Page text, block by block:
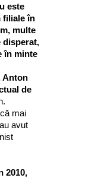
este
filiale în
multe
disperat,
în minte
Anton
de
mai
avut
2010,